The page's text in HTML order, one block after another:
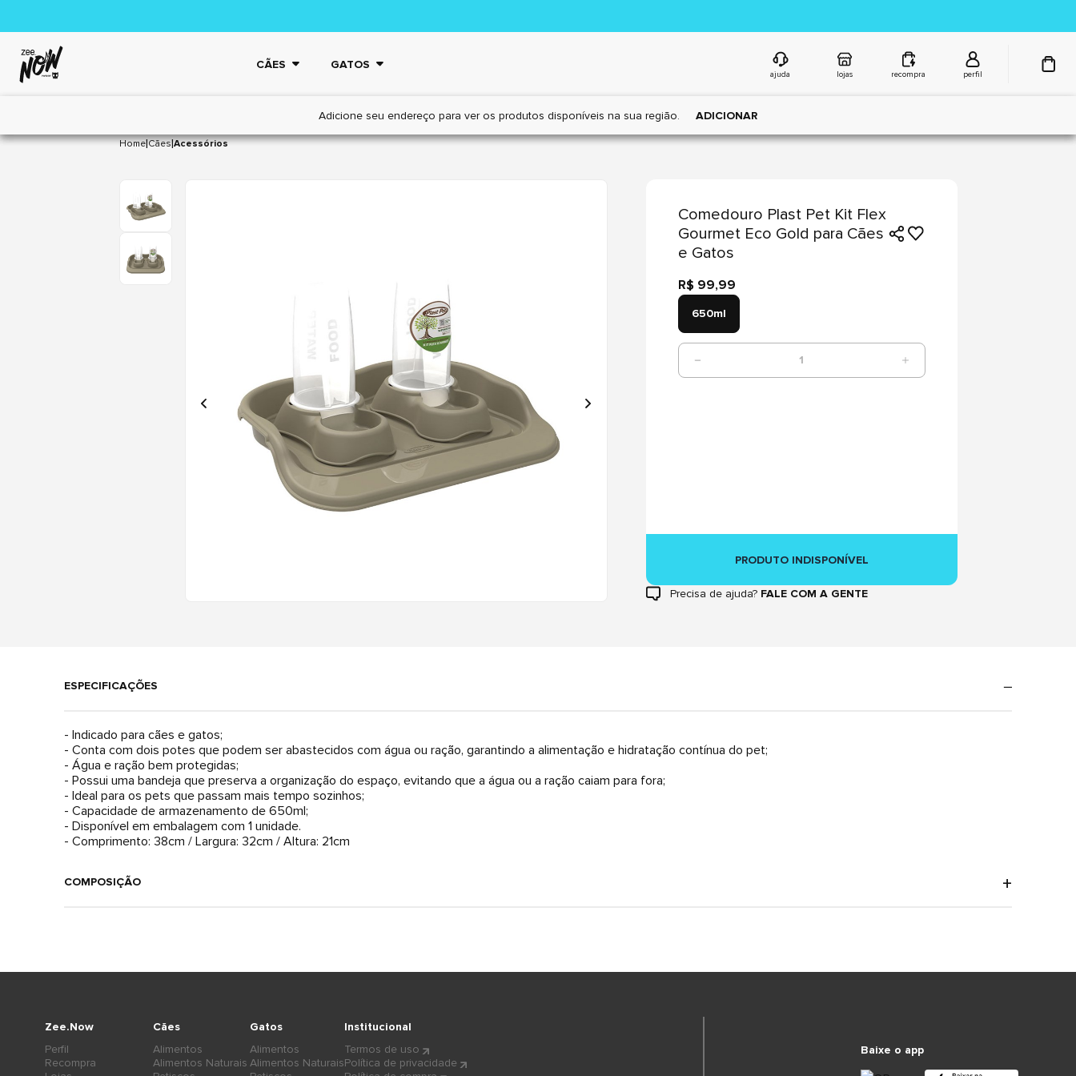
CÃES GATOS
ajuda lojas recompra perfil
Adicione seu endereço para ver os produtos disponíveis na sua região. ADICIONAR
Home|Cães|Acessórios
Comedouro Plast Pet Kit Flex
Gourmet Eco Gold para Cães
e Gatos
R$ 99,99
650ml
1
PRODUTO INDISPONÍVEL
Precisa de ajuda? FALE COM A GENTE
ESPECIFICAÇÕES
- Indicado para cães e gatos;
- Conta com dois potes que podem ser abastecidos com água ou ração, garantindo a alimentação e hidratação contínua do pet;
- Água e ração bem protegidas;
- Possui uma bandeja que preserva a organização do espaço, evitando que a água ou a ração caiam para fora;
- Ideal para os pets que passam mais tempo sozinhos;
- Capacidade de armazenamento de 650ml;
- Disponível em embalagem com 1 unidade.
- Comprimento: 38cm / Largura: 32cm / Altura: 21cm
COMPOSIÇÃO
Cães
Alimentos
Alimentos Naturais
Gatos
Alimentos
Alimentos Naturais
Zee.Now
Perfil
Recompra
Institucional
Termos de uso
Política de privacidade
Baixe o app